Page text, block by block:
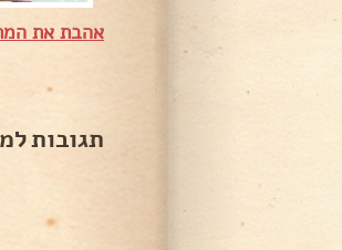
אהבת את
תגובות